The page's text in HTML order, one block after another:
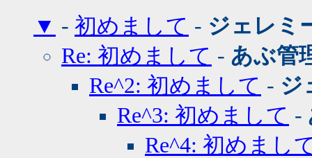
▼ - 初めまして - ジェレミ
Re: 初めまして - あぶ管
Re^2: 初めまして - ジ
Re^3: 初めまして -
Re^4: 初めまし